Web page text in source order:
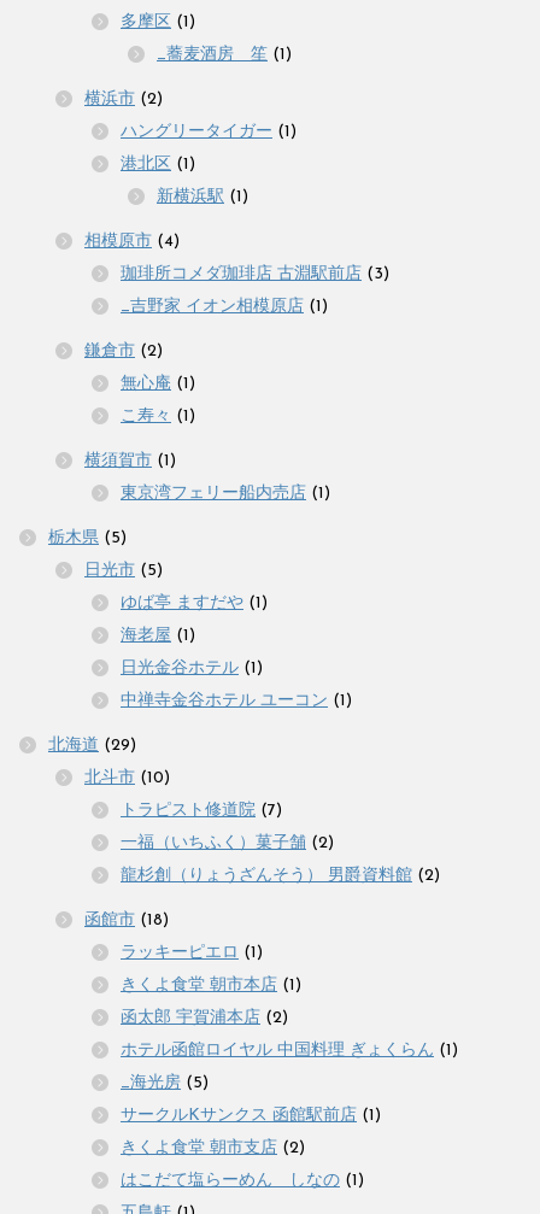
多摩区 (1)
_蕎麦酒房 笙 (1)
横浜市 (2)
ハングリータイガー (1)
港北区 (1)
新横浜駅 (1)
相模原市 (4)
珈琲所コメダ珈琲店 古淵駅前店 (3)
_吉野家 イオン相模原店 (1)
鎌倉市 (2)
無心庵 (1)
こ寿々 (1)
横須賀市 (1)
東京湾フェリー船内売店 (1)
栃木県 (5)
日光市 (5)
ゆば亭 ますだや (1)
海老屋 (1)
日光金谷ホテル (1)
中禅寺金谷ホテル ユーコン (1)
北海道 (29)
北斗市 (10)
トラピスト修道院 (7)
一福（いちふく）菓子舗 (2)
龍杉創（りょうざんそう） 男爵資料館 (2)
函館市 (18)
ラッキーピエロ (1)
きくよ食堂 朝市本店 (1)
函太郎 宇賀浦本店 (2)
ホテル函館ロイヤル 中国料理 ぎょくらん (1)
_海光房 (5)
サークルKサンクス 函館駅前店 (1)
きくよ食堂 朝市支店 (2)
はこだて塩らーめん しなの (1)